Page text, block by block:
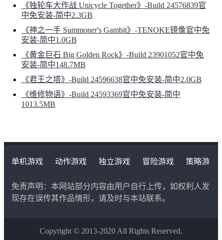
《独轮车大作战 Unicycle Together》-Build 24576839官
中免安装-简中2.3GB
《神之一手 Summoner's Gambit》-TENOKE镜像官中免
安装-简中1.0GB
《黄金巨石 Big Golden Rock》-Build 23901052官中免
安装-简中148.7MB
《君王之塔》-Build 24596638官中免安装-简中2.0GB
《维修物语》-Build 24593369官中免安装-简中
1013.5MB
单机游戏 动作游戏 独立游戏 冒险游戏
策略游
免责声明：本网站部分内容由用户自行上传，如权利人发
现存在误传其作品情形，请及时与本站联系。
Copyright © 2013-2020 All Rights Reserved.